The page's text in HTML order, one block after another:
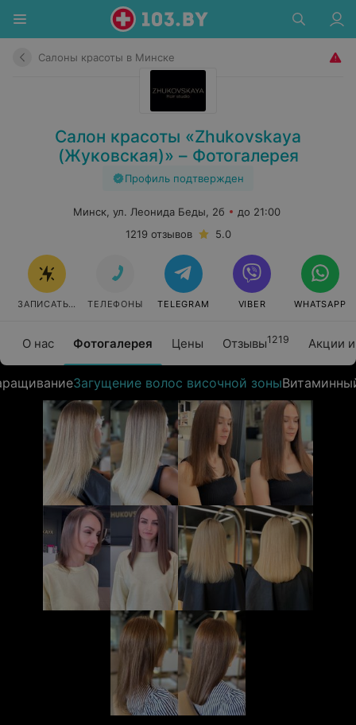
Салоны красоты в Минске
Салон красоты «Zhukovskaya
(Жуковская)» – Фотогалерея
Профиль подтвержден
О нас Фотогалерея Цены Отзывы1219 Акции
Минск, ул. Леонида Беды, 2б
до 21:00
1219 отзывов
5.0
ЗАПИСАТЬСЯ ТЕЛЕФОНЫ TELEGRAM VIBER WHATSAPP
Загущение волос височной зоны